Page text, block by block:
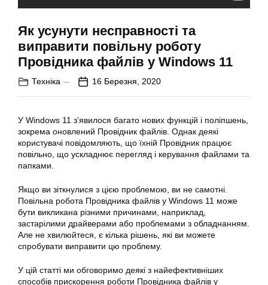
Як усунути несправності та
виправити повільну роботу
Провідника файлів у Windows 11
Техніка 16 Березня, 2020
У Windows 11 з’явилося багато нових функцій і поліпшень,
зокрема оновлений Провідник файлів. Однак деякі
користувачі повідомляють, що їхній Провідник працює
повільно, що ускладнює перегляд і керування файлами та
папками.
Якщо ви зіткнулися з цією проблемою, ви не самотні.
Повільна робота Провідника файлів у Windows 11 може
бути викликана різними причинами, наприклад,
застарілими драйверами або проблемами з обладнанням.
Але не хвилюйтеся, є кілька рішень, які ви можете
спробувати виправити цю проблему.
У цій статті ми обговоримо деякі з найефективніших
способів прискорення роботи Провідника файлів у